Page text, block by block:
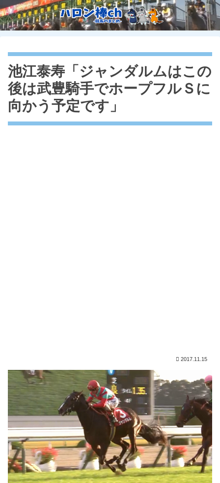
池江泰寿「ジャンダルムはこの
後は武豊騎手でホープフルＳに
向かう予定です」
2017.11.15